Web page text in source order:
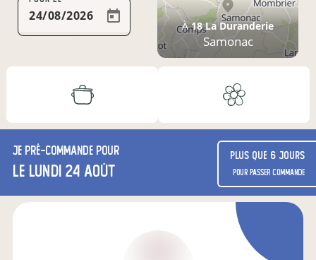
À18 La Duranderie
Samonac
Je pré-commande pour
le lundi 24 août
Plus que 6 jours
pour passer commande